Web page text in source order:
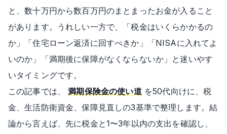
と、数十万円から数百万円のまとまったお金が入ること
があります。うれしい一方で、「税金はいくらかかるの
か」「住宅ローン返済に回すべきか」「NISAに入れてよ
いのか」「満期後に保障がなくならないか」と迷いやす
いタイミングです。
この記事では、満期保険金の使い道を50代向けに、税
金、生活防衛資金、保障見直しの3基準で整理します。結
論から言えば、先に税金と1〜3年以内の支出を確認し、